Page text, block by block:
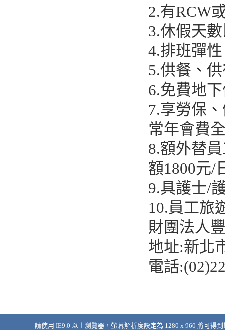
2.有RCW
3.休假天
4.排班彈性
5.供餐、
6.免費地
7.享勞保
常年會費
8.額外替
額1800元/
9.具護士/
10.員工旅
財團法人
地址:新北
電話
請使用 IE9.0 以上瀏覽器，螢幕解析度設定為 1280 x 960 將可得